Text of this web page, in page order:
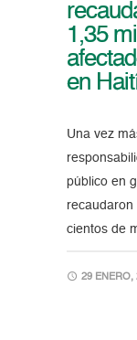
1,35
en
Una vez
público en
recaudaron
cientos de
29 ENERO,